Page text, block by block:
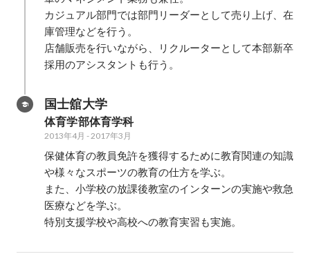
カジュアル部門では部門リーダーとして売り上げ、在
庫管理などを行う。
店舗販売を行いながら、リクルーターとして本部新卒
採用のアシスタントも行う。
国士舘大学
体育学部体育学科
2013年4月 -2017年3月
保健体育の教員免許を獲得するために教育関連の知識
や様々なスポーツの教育の仕方を学ぶ。
また、小学校の放課後教室のインターンの実施や救急
医療などを学ぶ。
特別支援学校や高校への教育実習も実施。